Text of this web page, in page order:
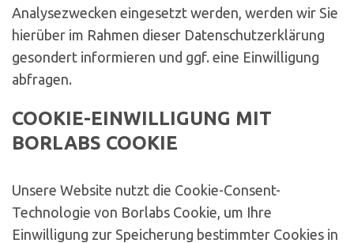
Analysezwecken eingesetzt werden, werden wir Sie
hierüber im Rahmen dieser Datenschutzerklärung
gesondert informieren und ggf. eine Einwilligung
abfragen.
COOKIE-EINWILLIGUNG MIT
BORLABS COOKIE
Unsere Website nutzt die Cookie-Consent-
Technologie von Borlabs Cookie, um Ihre
Einwilligung zur Speicherung bestimmter Cookies in